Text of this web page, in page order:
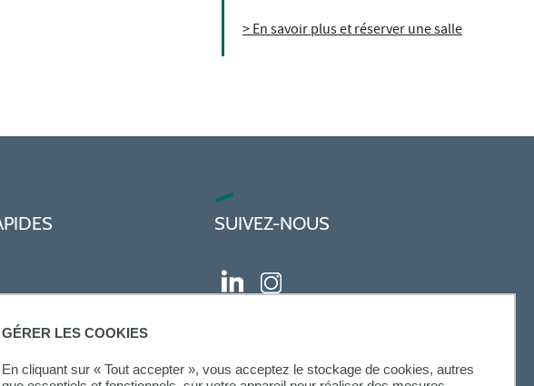
GÉRER LES COOKIES
En cliquant sur « Tout accepter », vous acceptez le stockage de cookies, autres
> En savoir plus et réserver une salle
étudiants
SUIVEZ-NOUS